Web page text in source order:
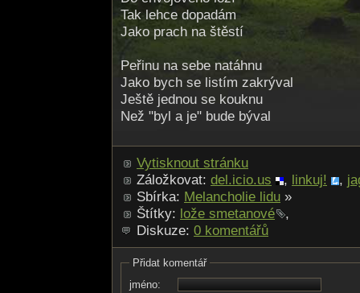
Tak lehce dopadám
Jako prach na štěstí
Peřinu na sebe natáhnu
Jako bych se listím zakrýval
Ještě jednou se kouknu
Než "byl a je" bude býval
Vytisknout stránku
Záložkovat: del.icio.us , linkuj! ,
Sbírka: Melancholie lidu »
Štítky: lože smetanové
,
Diskuze: 0 komentářů
Přidat komentář
jméno: